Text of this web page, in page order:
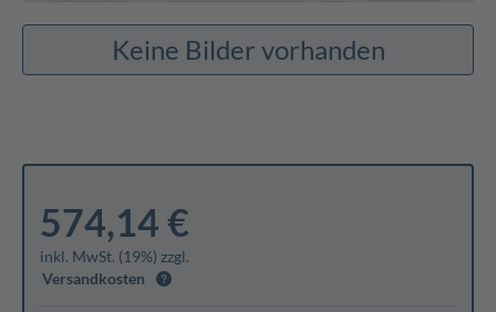
Keine Bilder vorhanden
574,14 €
inkl. MwSt. (19%) zzgl.
Versandkosten